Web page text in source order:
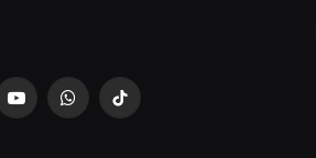
YouTubeWhatsAppTikTok